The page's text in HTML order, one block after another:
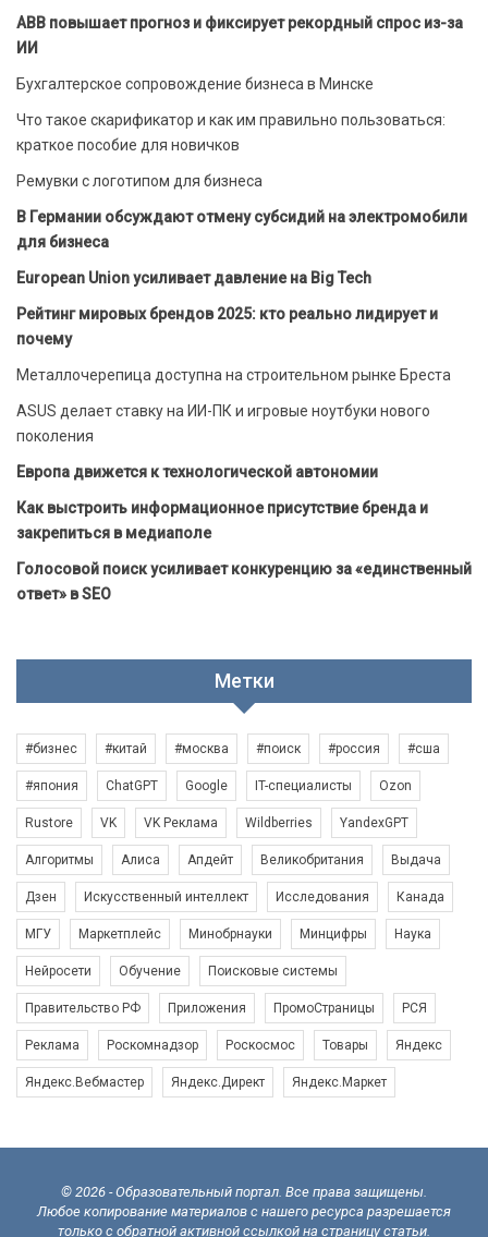
ABB повышает прогноз и фиксирует рекордный спрос из-за
ИИ
Бухгалтерское сопровождение бизнеса в Минске
Что такое скарификатор и как им правильно пользоваться:
краткое пособие для новичков
Ремувки с логотипом для бизнеса
В Германии обсуждают отмену субсидий на электромобили
для бизнеса
European Union усиливает давление на Big Tech
Рейтинг мировых брендов 2025: кто реально лидирует и
почему
Металлочерепица доступна на строительном рынке Бреста
ASUS делает ставку на ИИ-ПК и игровые ноутбуки нового
поколения
Европа движется к технологической автономии
Как выстроить информационное присутствие бренда и
закрепиться в медиаполе
Голосовой поиск усиливает конкуренцию за «единственный
ответ» в SEO
Метки
#бизнес #китай #москва #поиск #россия #сша
#япония ChatGPT Google IT-специалисты Ozon
Rustore VK VK Реклама Wildberries YandexGPT
Алгоритмы Алиса Апдейт Великобритания Выдача
Дзен Искусственный интеллект Исследования Канада
МГУ Маркетплейс Минобрнауки Минцифры Наука
Нейросети Обучение Поисковые системы
Правительство РФ Приложения ПромоСтраницы РСЯ
Реклама Роскомнадзор Роскосмос Товары Яндекс
Яндекс.Вебмастер Яндекс.Директ Яндекс.Маркет
© 2026 - Образовательный портал. Все права защищены.
Любое копирование материалов с нашего ресурса разрешается
только с обратной активной ссылкой на страницу статьи.